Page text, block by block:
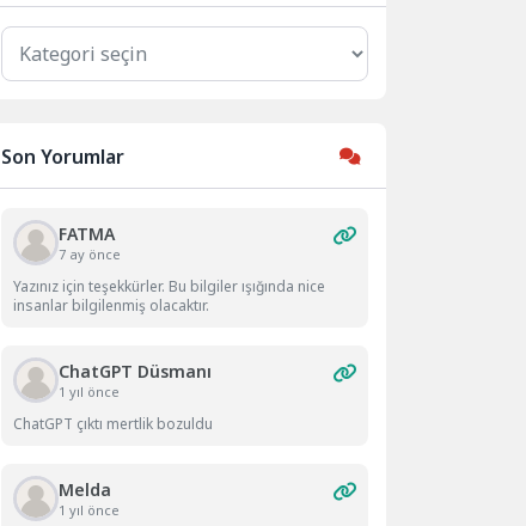
Kategoriler
Son Yorumlar
FATMA
7 ay önce
Yazınız için teşekkürler. Bu bilgiler ışığında nice
insanlar bilgilenmiş olacaktır.
ChatGPT Düsmanı
1 yıl önce
ChatGPT çıktı mertlik bozuldu
Melda
1 yıl önce